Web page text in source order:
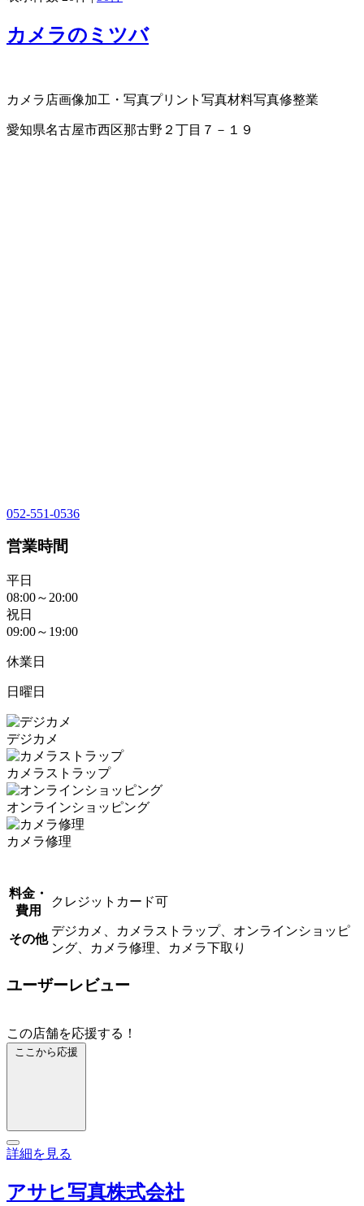
カメラのミツバ
カメラ店画像加工・写真プリント 写真材料写真修整業
愛知県名古屋市西区那古野２丁目７－１９
052-551-0536
営業時間
平日
08:00～20:00
祝日
09:00～19:00
休業日
日曜日
デジカメ
カメラストラップ
オンラインショッピング
カメラ修理
料金・
費用
クレジットカード可
その他
デジカメ、カメラストラップ、オンラインショッピ
ング、カメラ修理、カメラ下取り
ユーザーレビュー
この店舗を応援する！
ここから応援
詳細を見る
アサヒ写真株式会社